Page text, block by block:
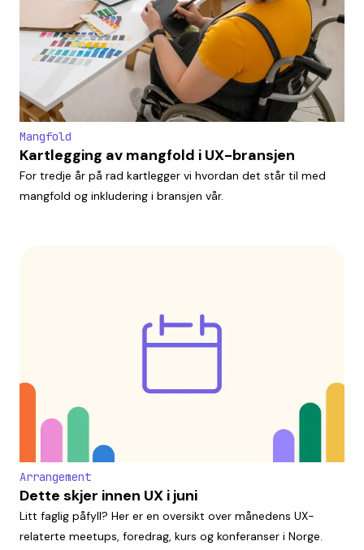
Mangfold
Kartlegging av mangfold i UX-bransjen
For tredje år på rad kartlegger vi hvordan det står til med
mangfold og inkludering i bransjen vår.
Arrangement
Dette skjer innen UX i juni
Litt faglig påfyll? Her er en oversikt over månedens UX-
relaterte meetups, foredrag, kurs og konferanser i Norge.